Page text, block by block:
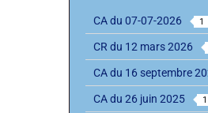
CA du 07-07-2026 1
CR du 12 mars 2026
CA du 16 septembre
CA du 26 juin 2025 1